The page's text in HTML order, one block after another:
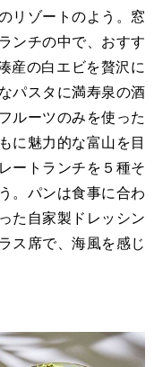
リゾートのよう。窓
ンチの中で、おすす
産の白エビを贅沢に
パスタに満寿泉の酒
ルーツのみを使った
に魅力的な富山を目
ートランチを５種そ
。パンは食事に合わ
た自家製ドレッシン
ス席で、海風を感じ